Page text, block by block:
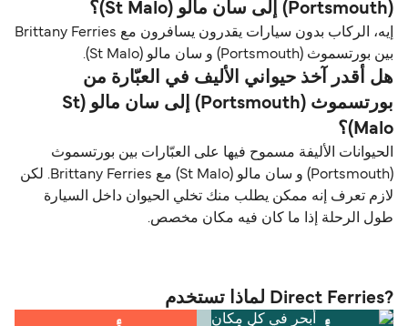
(Portsmouth) إلى سان مالو (St Malo)؟
إيه، الركاب بدون سيارات يقدرون يسافرون مع Brittany Ferries
بين بورتسموث (Portsmouth) و سان مالو (St Malo).
هل أقدر آخذ حيواني الأليف في العبّارة من
بورتسموث (Portsmouth) إلى سان مالو (St
Malo)؟
الحيوانات الأليفة مسموح فيها على العبّارات بين بورتسموث
(Portsmouth) و سان مالو (St Malo) مع Brittany Ferries. لكن
لازم تعرف إنه ممكن يطلب منك تخلي الحيوان داخل السيارة
طول الرحلة إذا ما كان فيه مكان مخصص.
?Direct Ferries لماذا تستخدم